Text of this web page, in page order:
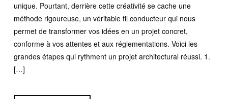
unique. Pourtant, derrière cette créativité se cache une
méthode rigoureuse, un véritable fil conducteur qui nous
permet de transformer vos idées en un projet concret,
conforme à vos attentes et aux réglementations. Voici les
grandes étapes qui rythment un projet architectural réussi. 1.
[…]